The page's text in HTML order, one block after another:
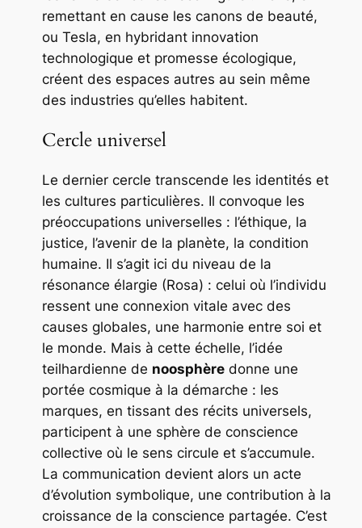
remettant en cause les canons de beauté,
ou Tesla, en hybridant innovation
technologique et promesse écologique,
créent des espaces autres au sein même
des industries qu’elles habitent.
Cercle universel
Le dernier cercle transcende les identités et
les cultures particulières. Il convoque les
préoccupations universelles : l’éthique, la
justice, l’avenir de la planète, la condition
humaine. Il s’agit ici du niveau de la
résonance élargie (Rosa) : celui où l’individu
ressent une connexion vitale avec des
causes globales, une harmonie entre soi et
le monde. Mais à cette échelle, l’idée
teilhardienne de noosphèredonne une
portée cosmique à la démarche : les
marques, en tissant des récits universels,
participent à une sphère de conscience
collective où le sens circule et s’accumule.
La communication devient alors un acte
d’évolution symbolique, une contribution à la
croissance de la conscience partagée. C’est